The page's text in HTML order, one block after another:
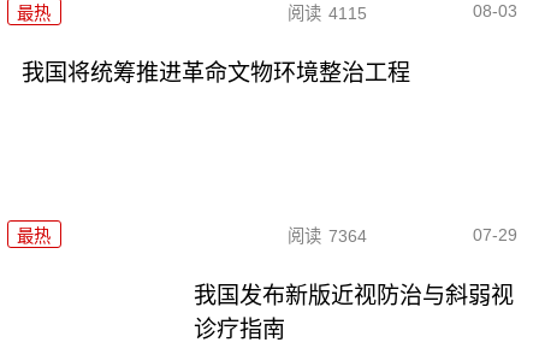
最热 阅读 4115 08-03
我国将统筹推进革命文物环境整治工程
最热 阅读 7364 07-29
我国发布新版近视防治与斜弱视
诊疗指南